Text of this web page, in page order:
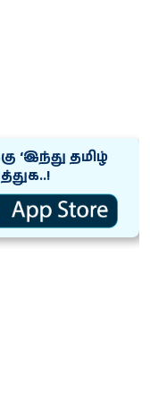
‘இந்து தமிழ்